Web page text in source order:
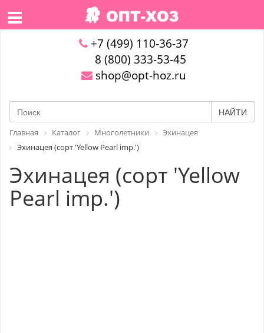
+7 (499) 110-36-37
8 (800) 333-53-45
shop@opt-hoz.ru
НАЙТИ
Главная Каталог Многолетники
Эхинацея
Эхинацея (сорт 'Yellow Pearl imp.')
Эхинацея (сорт 'Yellow
Pearl imp.')